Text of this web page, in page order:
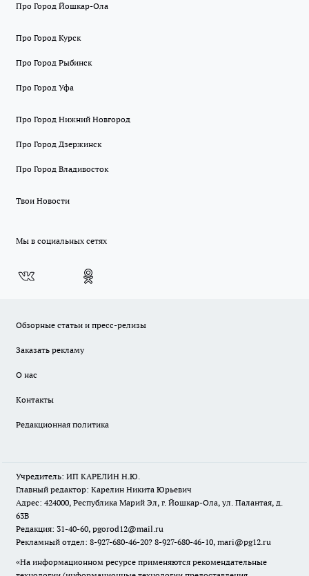
Про Город Йошкар-Ола
Про Город Курск
Про Город Рыбинск
Про Город Уфа
Про Город Нижний Новгород
Про Город Дзержинск
Про Город Владивосток
Твои Новости
Мы в социальных сетях
Обзорные статьи и пресс-релизы
Заказать рекламу
О нас
Контакты
Редакционная политика
Учредитель: ИП КАРЕЛИН Н.Ю.
Главный редактор: Карелин Никита Юрьевич
Адрес: 424000, Республика Марий Эл, г. Йошкар-Ола, ул. Палантая, д.
63В
Редакция: 31-40-60, pgorod12@mail.ru
Рекламный отдел: 8-927-680-46-20? 8-927-680-46-10, mari@pg12.ru
«На информационном ресурсе применяются рекомендательные